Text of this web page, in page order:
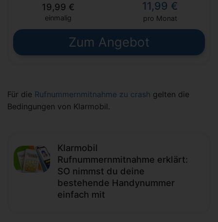
19,99 €
einmalig
11,99 €
pro Monat
Zum Angebot
Für die Rufnummernmitnahme zu crash gelten die
Bedingungen von Klarmobil.
Klarmobil
Rufnummernmitnahme erklärt:
SO nimmst du deine
bestehende Handynummer
einfach mit